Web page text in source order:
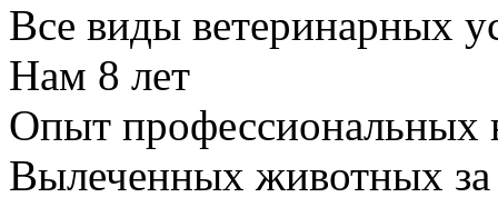
Все виды ветеринарных
Нам 8 лет
Опыт профессиональных
Вылеченных животных